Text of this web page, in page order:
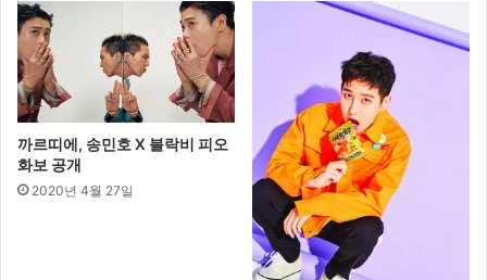
까르띠에, 송민호 X 블락비 피오
화보 공개
2020년 4월 27일